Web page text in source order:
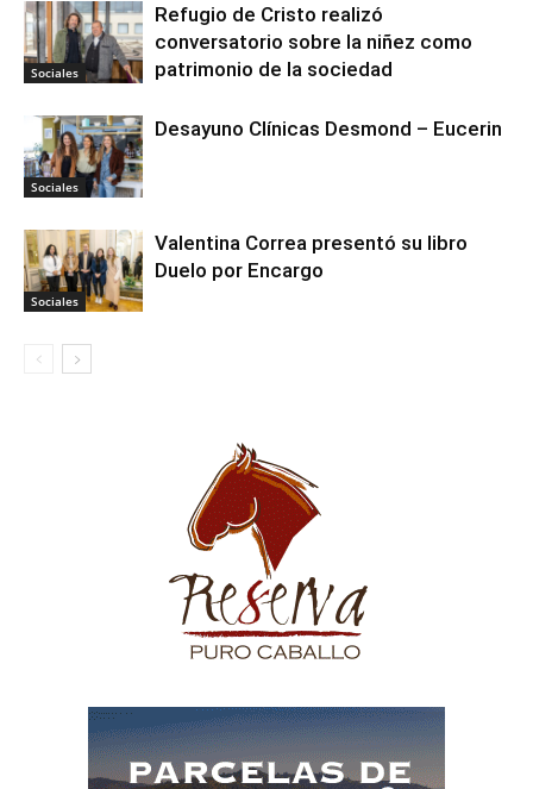
Sociales
Refugio de Cristo realizó
conversatorio sobre la niñez como
patrimonio de la sociedad
Sociales
Desayuno Clínicas Desmond – Eucerin
Sociales
Valentina Correa presentó su libro
Duelo por Encargo